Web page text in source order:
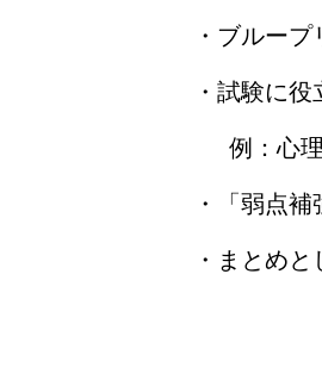
・ブルー
・試験に
例：心
・「弱点
・まとめ